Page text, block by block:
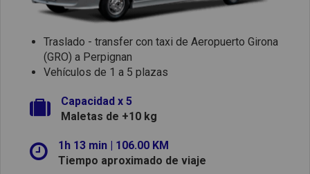
Traslado - transfer con taxi de Aeropuerto Girona
(GRO) a Perpignan
Vehículos de 1 a 5 plazas
Capacidad x 5
Maletas de +10 kg
1h 13 min | 106.00 KM
Tiempo aproximado de viaje